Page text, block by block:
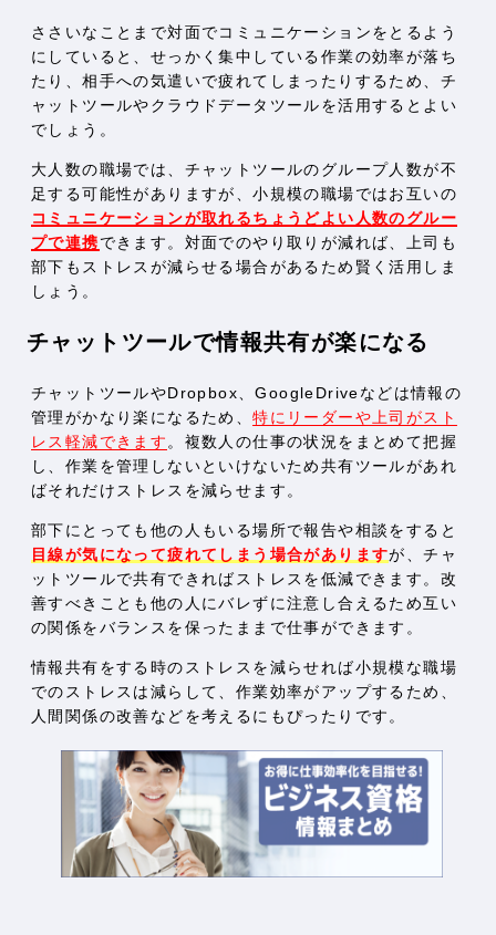
ささいなことまで対面でコミュニケーションをとるよう
にしていると、せっかく集中している作業の効率が落ち
たり、相手への気遣いで疲れてしまったりするため、チ
ャットツールやクラウドデータツールを活用するとよい
でしょう。
大人数の職場では、チャットツールのグループ人数が不
足する可能性がありますが、小規模の職場ではお互いの
コミュニケーションが取れるちょうどよい人数のグルー
プで連携できます。対面でのやり取りが減れば、上司も
部下もストレスが減らせる場合があるため賢く活用しま
しょう。
チャットツールで情報共有が楽になる
チャットツールやDropbox、GoogleDriveなどは情報の
管理がかなり楽になるため、特にリーダーや上司がスト
レス軽減できます 。複数人の仕事の状況をまとめて把握
し、作業を管理しないといけないため共有ツールがあれ
ばそれだけストレスを減らせます。
部下にとっても他の人もいる場所で報告や相談をすると
目線が気になって疲れてしまう場合がありますが、チャ
ットツールで共有できればストレスを低減できます。改
善すべきことも他の人にバレずに注意し合えるため互い
の関係をバランスを保ったままで仕事ができます。
情報共有をする時のストレスを減らせれば小規模な職場
でのストレスは減らして、作業効率がアップするため、
人間関係の改善などを考えるにもぴったりです。